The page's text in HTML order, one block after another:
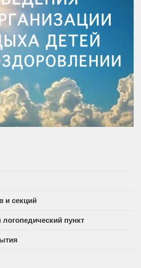
и секций
пункт